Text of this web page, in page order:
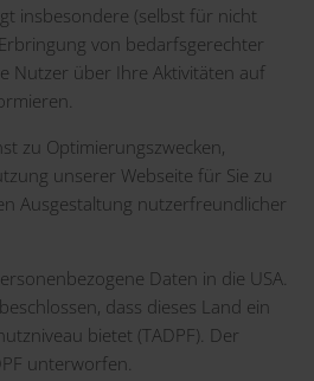
insbesondere (selbst für nicht
von bedarfsgerechter
Nutzer über Ihre Aktivitäten auf
zu Optimierungszwecken,
unserer Webseite für Sie zu
Ausgestaltung nutzerfreundlicher
Daten in die USA.
dass dieses Land ein
bietet (TADPF). Der
unterworfen.